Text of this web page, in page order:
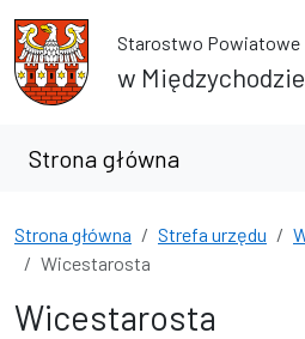
Starostwo Powiatowe
w Międzychodzie
Strona główna
Strona główna Strefa urzędu
Wicestarosta
Wicestarosta